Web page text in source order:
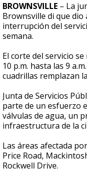
BROWNSVILLE – La
Brownsville di que
interrupción del
semana.
El corte del servicio
10 p.m. hasta las 9
cuadrillas remplazan
Junta de Servicios
parte de un esfuerzo
válvulas de agua, un
infraestructura de la
Las áreas afectada
Price Road,
Rockwell Drive.